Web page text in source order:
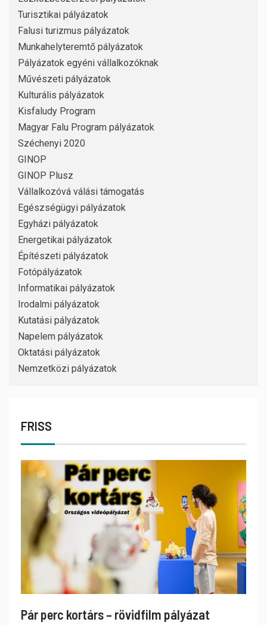
Turisztikai pályázatok
Falusi turizmus pályázatok
Munkahelyteremtő pályázatok
Pályázatok egyéni vállalkozóknak
Művészeti pályázatok
Kulturális pályázatok
Kisfaludy Program
Magyar Falu Program pályázatok
Széchenyi 2020
GINOP
GINOP Plusz
Vállalkozóvá válási támogatás
Egészségügyi pályázatok
Egyházi pályázatok
Energetikai pályázatok
Építészeti pályázatok
Fotópályázatok
Informatikai pályázatok
Irodalmi pályázatok
Kutatási pályázatok
Napelem pályázatok
Oktatási pályázatok
Nemzetközi pályázatok
FRISS
Pár perc kortárs – rövidfilm pályázat